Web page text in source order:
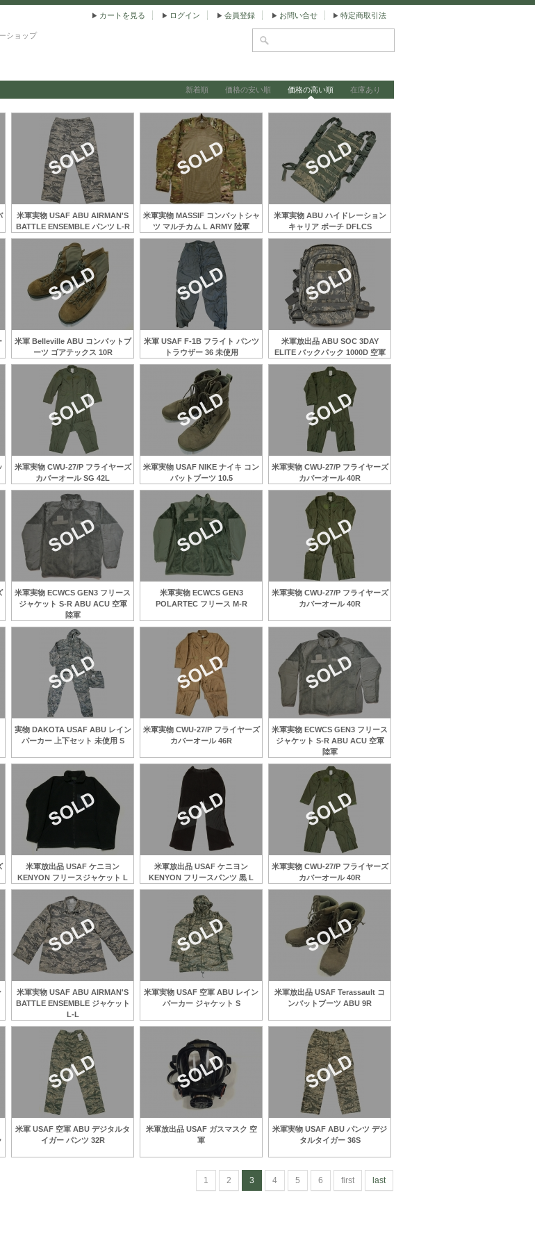
ショップ
カートを見る ログイン 会員登録 お問い合せ 特定商取引法
新着順 価格の安い順 価格の高い順 在庫あり
米軍実物 USAF ABU AIRMAN'S
BATTLE ENSEMBLE パンツ L-R
米軍実物 MASSIF コンバットシャ
ツ マルチカム L ARMY 陸軍
米軍実物 ABU ハイドレーション
キャリア ポーチ DFLCS
米軍 Belleville ABU コンバットブ
ーツ ゴアテックス 10R
米軍 USAF F-1B フライト パンツ
トラウザー 36 未使用
米軍放出品 ABU SOC 3DAY
ELITE バックパック 1000D 空軍
米軍実物 CWU-27/P フライヤーズ
カバーオール SG 42L
米軍実物 USAF NIKE ナイキ コン
バットブーツ 10.5
米軍実物 CWU-27/P フライヤーズ
カバーオール 40R
米軍実物 ECWCS GEN3 フリース
ジャケット S-R ABU ACU 空軍
陸軍
米軍実物 ECWCS GEN3
POLARTEC フリース M-R
米軍実物 CWU-27/P フライヤーズ
カバーオール 40R
実物 DAKOTA USAF ABU レイン
パーカー 上下セット 未使用 S
米軍実物 CWU-27/P フライヤーズ
カバーオール 46R
米軍実物 ECWCS GEN3 フリース
ジャケット S-R ABU ACU 空軍
陸軍
米軍放出品 USAF ケニヨン
KENYON フリースジャケット L
米軍放出品 USAF ケニヨン
KENYON フリースパンツ 黒 L
米軍実物 CWU-27/P フライヤーズ
カバーオール 40R
米軍実物 USAF ABU AIRMAN'S
BATTLE ENSEMBLE ジャケット
L-L
米軍実物 USAF 空軍 ABU レイン
パーカー ジャケット S
米軍放出品 USAF Terassault コ
ンバットブーツ ABU 9R
米軍 USAF 空軍 ABU デジタルタ
イガー パンツ 32R
米軍放出品 USAF ガスマスク 空
軍
米軍実物 USAF ABU パンツ デジ
タルタイガー 36S
1 2 3 4 5 6 first last